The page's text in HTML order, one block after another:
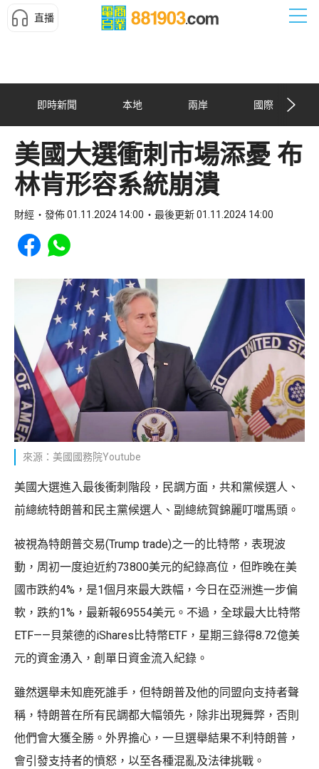
直播
即時新聞 本地 兩岸 國際
美國大選衝刺市場添憂 布
林肯形容系統崩潰
財經 發佈 01.11.2024 14:00 最後更新 01.11.2024 14:00
Share to Facebook
Share to WhatsApp
來源：美國國務院Youtube
美國大選進入最後衝刺階段，民調方面，共和黨候選人、
前總統特朗普和民主黨候選人、副總統賀錦麗叮噹馬頭。
被視為特朗普交易(Trump trade)之一的比特幣，表現波
動，周初一度迫近約73800美元的紀錄高位，但昨晚在美
國市跌約4%，是1個月來最大跌幅，今日在亞洲進一步偏
軟，跌約1%，最新報69554美元。不過，全球最大比特幣
ETF——貝萊德的iShares比特幣ETF，星期三錄得8.72億美
元的資金湧入，創單日資金流入紀錄。
雖然選舉未知鹿死誰手，但特朗普及他的同盟向支持者聲
稱，特朗普在所有民調都大幅領先，除非出現舞弊，否則
他們會大獲全勝。外界擔心，一旦選舉結果不利特朗普，
會引發支持者的憤怒，以至各種混亂及法律挑戰。